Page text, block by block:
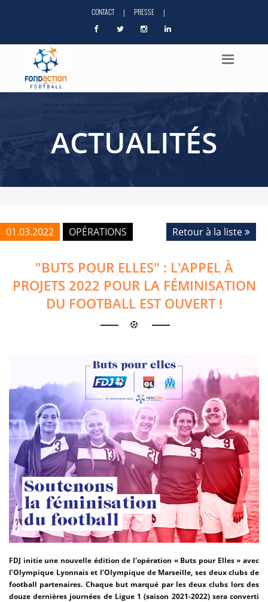
CONTACT | PRESSE |
ACTUALITÉS
01.03.2022 OPÉRATIONS Retour à la liste
"BUTS POUR ELLES" : L'APPEL À
PROJETS 2022 POUR LA FÉMINISATION
DU FOOTBALL EST OUVERT !
FDJ initie une nouvelle édition de l'opération « Buts pour Elles » avec
l’Olympique Lyonnais et l’Olympique de Marseille, ses deux clubs de
football partenaires. Chaque but marqué par les deux clubs lors des
douze dernières journées de Ligue 1 (saison 2021-2022) sera converti